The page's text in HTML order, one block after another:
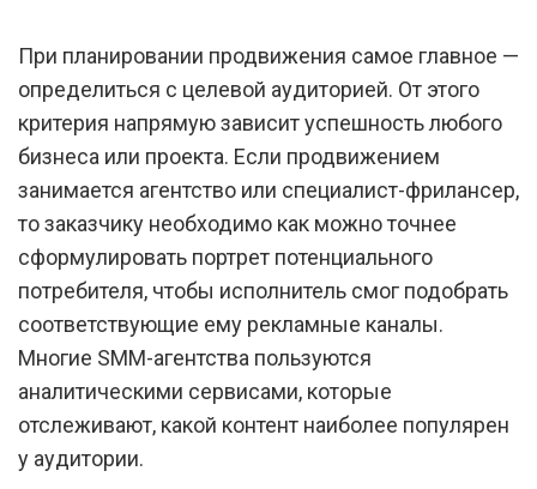
При планировании продвижения самое главное —
определиться с целевой аудиторией. От этого
критерия напрямую зависит успешность любого
бизнеса или проекта. Если продвижением
занимается агентство или специалист-фрилансер,
то заказчику необходимо как можно точнее
сформулировать портрет потенциального
потребителя, чтобы исполнитель смог подобрать
соответствующие ему рекламные каналы.
Многие SMM-агентства пользуются
аналитическими сервисами, которые
отслеживают, какой контент наиболее популярен
у аудитории.